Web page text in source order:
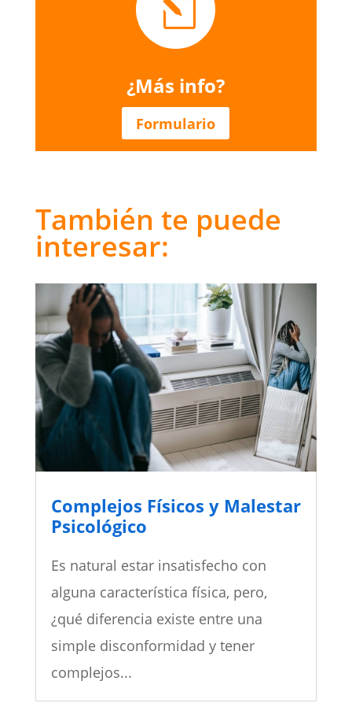
l
¿Más info?
Formulario
También te puede
interesar:
Complejos Físicos y Malestar
Psicológico
Es natural estar insatisfecho con
alguna característica física, pero,
¿qué diferencia existe entre una
simple disconformidad y tener
complejos...